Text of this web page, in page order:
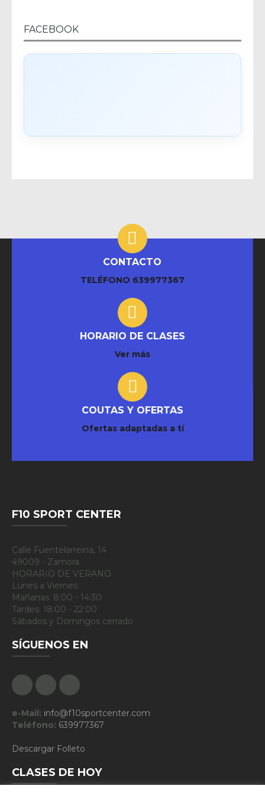
FACEBOOK
CONTACTO
TELÉFONO 639977367
HORARIO DE CLASES
Ver más
COUTAS Y OFERTAS
Ofertas adaptadas a tí
F10 SPORT CENTER
Calle Fuentelarreina, 14
49009 - Zamora
HORARIO DE VERANO
Lunes a Viernes:
Mañanas: 8:00 - 14:30
Tardes: 18:00 - 22:00
Sábados y Domingos cerrado
SÍGUENOS EN
FacebookGoogle Plus
e-Mail: info@f10sportcenter.com
Teléfono: 639977367
Descargar Folleto
CLASES DE HOY